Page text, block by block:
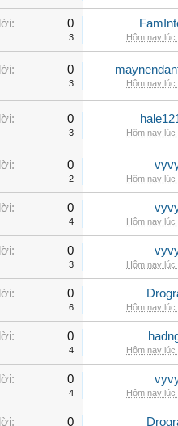
0
3 Hôm nay lúc
0
3 Hôm nay lúc
0
3 Hôm nay lúc
0
2 Hôm nay lúc
0
4 Hôm nay lúc
0
3 Hôm nay lúc
0
6 Hôm nay lúc
0
4 Hôm nay lúc
0
4 Hôm nay lúc
0